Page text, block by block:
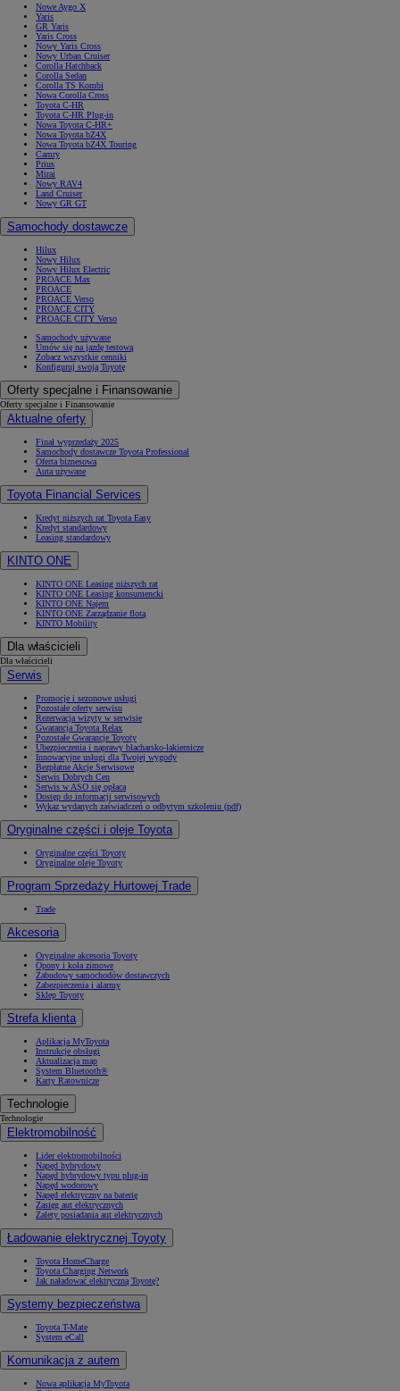
Nowe Aygo X
Yaris
GR Yaris
Yaris Cross
Nowy Yaris Cross
Nowy Urban Cruiser
Corolla Hatchback
Corolla Sedan
Corolla TS Kombi
Nowa Corolla Cross
Toyota C-HR
Toyota C-HR Plug-in
Nowa Toyota C-HR+
Nowa Toyota bZ4X
Nowa Toyota bZ4X Touring
Camry
Prius
Mirai
Nowy RAV4
Land Cruiser
Nowy GR GT
Samochody dostawcze
Hilux
Nowy Hilux
Nowy Hilux Electric
PROACE Max
PROACE
PROACE Verso
PROACE CITY
PROACE CITY Verso
Samochody używane
Umów się na jazdę testową
Zobacz wszystkie cenniki
Konfiguruj swoją Toyotę
Oferty specjalne i Finansowanie
Oferty specjalne i Finansowanie
Aktualne oferty
Finał wyprzedaży 2025
Samochody dostawcze Toyota Professional
Oferta biznesowa
Auta używane
Toyota Financial Services
Kredyt niższych rat Toyota Easy
Kredyt standardowy
Leasing standardowy
KINTO ONE
KINTO ONE Leasing niższych rat
KINTO ONE Leasing konsumencki
KINTO ONE Najem
KINTO ONE Zarządzanie flotą
KINTO Mobility
Dla właścicieli
Dla właścicieli
Serwis
Promocje i sezonowe usługi
Pozostałe oferty serwisu
Rezerwacja wizyty w serwisie
Gwarancja Toyota Relax
Pozostałe Gwarancje Toyoty
Ubezpieczenia i naprawy blacharsko-lakiernicze
Innowacyjne usługi dla Twojej wygody
Bezpłatne Akcje Serwisowe
Serwis Dobrych Cen
Serwis w ASO się opłaca
Dostęp do informacji serwisowych
Wykaz wydanych zaświadczeń o odbytym szkoleniu (pdf)
Oryginalne części i oleje Toyota
Oryginalne części Toyoty
Oryginalne oleje Toyoty
Program Sprzedaży Hurtowej Trade
Trade
Akcesoria
Oryginalne akcesoria Toyoty
Opony i koła zimowe
Zabudowy samochodów dostawczych
Zabezpieczenia i alarmy
Sklep Toyoty
Strefa klienta
Aplikacja MyToyota
Instrukcje obsługi
Aktualizacja map
System Bluetooth®
Karty Ratownicze
Technologie
Technologie
Elektromobilność
Lider elektromobilności
Napęd hybrydowy
Napęd hybrydowy typu plug-in
Napęd wodorowy
Napęd elektryczny na baterię
Zasięg aut elektrycznych
Zalety posiadania aut elektrycznych
Ładowanie elektrycznej Toyoty
Toyota HomeCharge
Toyota Charging Network
Jak naładować elektryczną Toyotę?
Systemy bezpieczeństwa
Toyota T-Mate
System eCall
Komunikacja z autem
Nowa aplikacja MyToyota